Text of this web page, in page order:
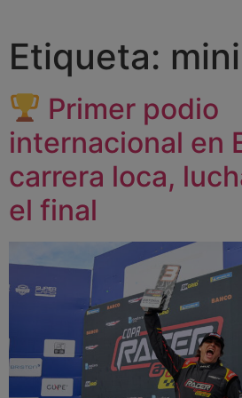
Etiqueta:
Primer podio
internacional en
carrera loca,
el final